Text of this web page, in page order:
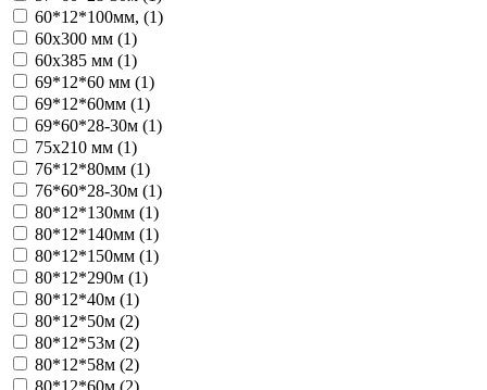
60*12*100мм, (1)
60х300 мм (1)
60х385 мм (1)
69*12*60 мм (1)
69*12*60мм (1)
69*60*28-30м (1)
75х210 мм (1)
76*12*80мм (1)
76*60*28-30м (1)
80*12*130мм (1)
80*12*140мм (1)
80*12*150мм (1)
80*12*290м (1)
80*12*40м (1)
80*12*50м (2)
80*12*53м (2)
80*12*58м (2)
80*12*60м (2)